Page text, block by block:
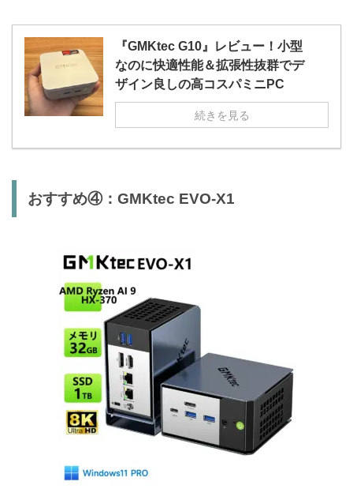
『GMKtec G10』レビュー！小型
なのに快適性能＆拡張性抜群でデ
ザイン良しの高コスパミニPC
続きを見る
おすすめ④：GMKtec EVO-X1